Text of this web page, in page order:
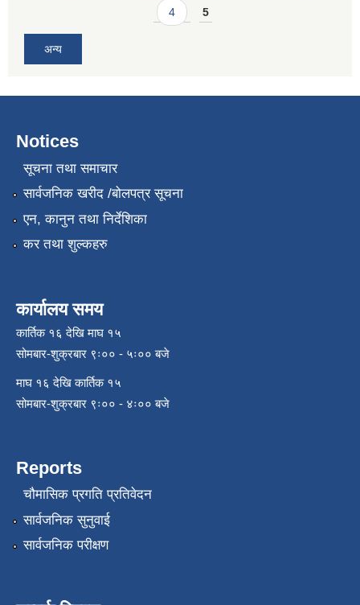
4 5
अन्य
Notices
सूचना तथा समाचार
सार्वजनिक खरीद /बोलपत्र सूचना
एन, कानुन तथा निर्देशिका
कर तथा शुल्कहरु
कार्यालय समय
कार्तिक १६ देखि माघ १५
सोमबार-शुक्रबार ९ः०० - ५ः०० बजे
माघ १६ देखि कार्तिक १५
सोमबार-शुक्रबार ९ः०० - ४ः०० बजे
Reports
चौमासिक प्रगति प्रतिवेदन
सार्वजनिक सुनुवाई
सार्वजनिक परीक्षण